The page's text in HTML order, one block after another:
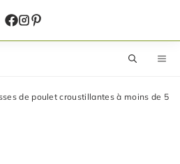
de poulet croustillantes à moins de 5